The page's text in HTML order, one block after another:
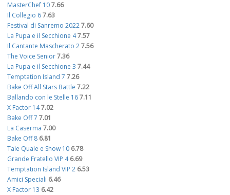
MasterChef 107.66
Il Collegio 67.63
Festival di Sanremo 20227.60
La Pupa e il Secchione 47.57
Il Cantante Mascherato 27.56
The Voice Senior7.36
La Pupa e il Secchione 3 7.44
Temptation Island 7 7.26
Bake Off All Stars Battle 7.22
Ballando con le Stelle 167.11
X Factor 147.02
Bake Off 7 7.01
La Caserma 7.00
Bake Off 8 6.81
Tale Quale e Show 10 6.78
Grande Fratello VIP 4 6.69
Temptation Island VIP 2 6.53
Amici Speciali 6.46
X Factor 13 6.42